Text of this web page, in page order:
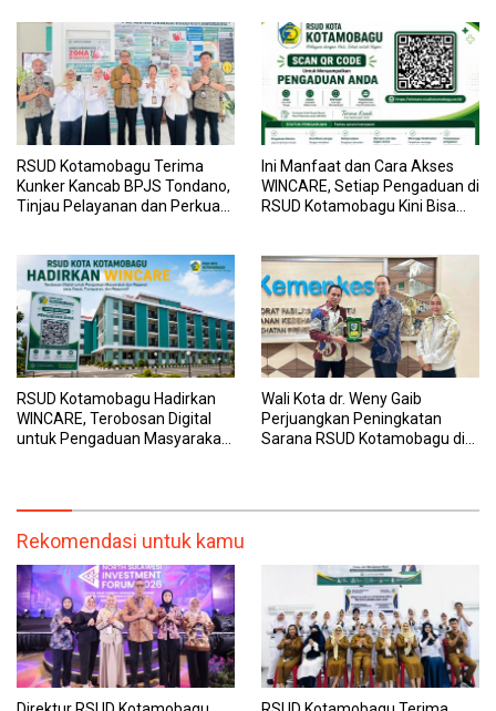
RSUD Kotamobagu Terima
Kunker Kancab BPJS Tondano,
Tinjau Pelayanan dan Perkuat
Ini Manfaat dan Cara Akses
WINCARE, Setiap Pengaduan di
RSUD Kotamobagu Kini Bisa
RSUD Kotamobagu Hadirkan
WINCARE, Terobosan Digital
untuk Pengaduan Masyarakat
Wali Kota dr. Weny Gaib
Perjuangkan Peningkatan
Sarana RSUD Kotamobagu di
Rekomendasi untuk kamu